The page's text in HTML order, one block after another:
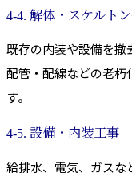
4-4. 解体・スケルト
既存の内装や設備を撤
配管・配線などの老朽
す。
4-5. 設備・内装工事
給排水、電気、ガスな